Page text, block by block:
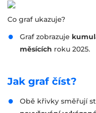
Co graf ukazuje?
Graf zobrazuje
měsících roku 2025.
Jak graf číst?
Obě křivky směřují